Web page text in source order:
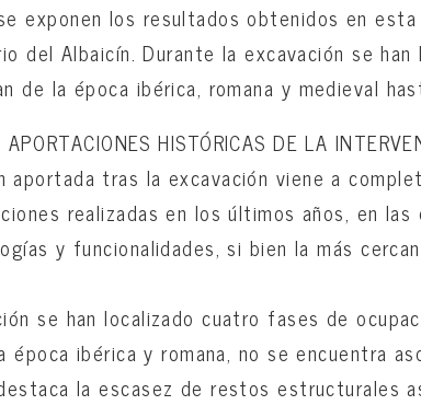
exponen los resultados obtenidos en
del Albaicín. Durante la excavación se
de la época ibérica, romana y medieval
HISTÓRICAS DE LA
aportada tras la excavación viene a
realizadas en los últimos años, en
y funcionalidades, si bien la más
se han localizado cuatro fases de
ibérica y romana, no se encuentra
la escasez de restos estructurales